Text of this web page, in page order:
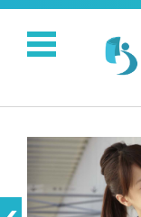
コンテンツに移動